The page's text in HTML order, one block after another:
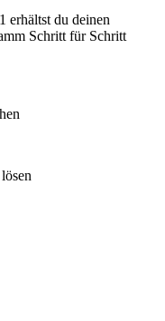
erhältst du deinen
Schritt für Schritt